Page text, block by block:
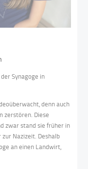
Synagoge in
denn auch
zerstören. Diese
zwar stand sie früher in
Nazizeit. Deshalb
an einen Landwirt,